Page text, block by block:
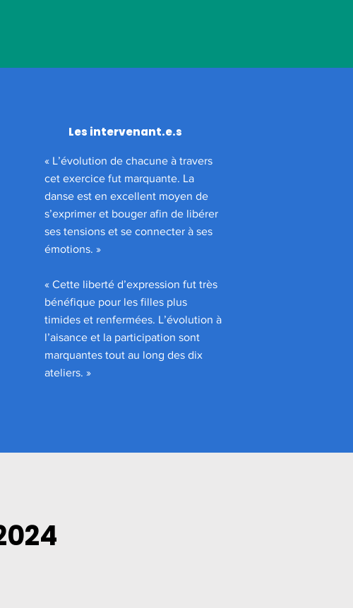
Les intervenant.e.s
« L’évolution de chacune à travers
cet exercice fut marquante. La
danse est en excellent moyen de
s’exprimer et bouger afin de libérer
ses tensions et se connecter à ses
émotions. »
« Cette liberté d’expression fut très
bénéfique pour les filles plus
timides et renfermées. L’évolution à
l’aisance et la participation sont
marquantes tout au long des dix
ateliers. »